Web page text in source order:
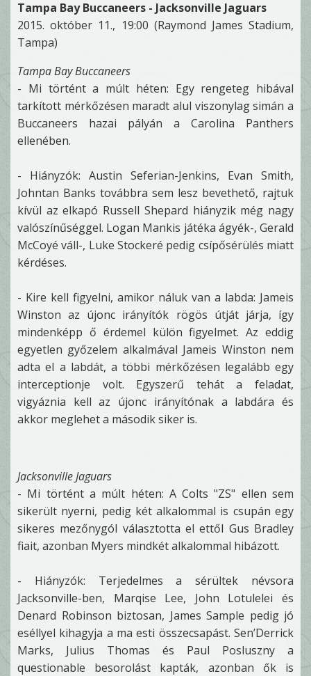
Tampa Bay Buccaneers - Jacksonville Jaguars
2015. október 11., 19:00 (Raymond James Stadium,
Tampa)
Tampa Bay Buccaneers
- Mi történt a múlt héten: Egy rengeteg hibával
tarkított mérkőzésen maradt alul viszonylag simán a
Buccaneers hazai pályán a Carolina Panthers
ellenében.
- Hiányzók: Austin Seferian-Jenkins, Evan Smith,
Johntan Banks továbbra sem lesz bevethető, rajtuk
kívül az elkapó Russell Shepard hiányzik még nagy
valószínűséggel. Logan Mankis játéka ágyék-, Gerald
McCoyé váll-, Luke Stockeré pedig csípősérülés miatt
kérdéses.
- Kire kell figyelni, amikor náluk van a labda: Jameis
Winston az újonc irányítók rögös útját járja, így
mindenképp ő érdemel külön figyelmet. Az eddig
egyetlen győzelem alkalmával Jameis Winston nem
adta el a labdát, a többi mérkőzésen legalább egy
interceptionje volt. Egyszerű tehát a feladat,
vigyáznia kell az újonc irányítónak a labdára és
akkor meglehet a második siker is.
Jacksonville Jaguars
- Mi történt a múlt héten: A Colts "ZS" ellen sem
sikerült nyerni, pedig két alkalommal is csupán egy
sikeres mezőnygól választotta el ettől Gus Bradley
fiait, azonban Myers mindkét alkalommal hibázott.
- Hiányzók: Terjedelmes a sérültek névsora
Jacksonville-ben, Marqise Lee, John Lotulelei és
Denard Robinson biztosan, James Sample pedig jó
eséllyel kihagyja a ma esti összecsapást. Sen’Derrick
Marks, Julius Thomas és Paul Posluszny a
questionable besorolást kapták, azonban ők is